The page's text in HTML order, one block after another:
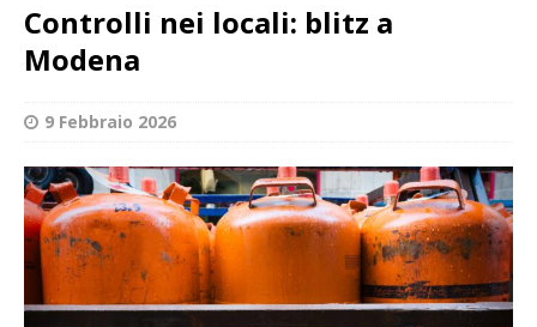
Controlli nei locali: blitz a
Modena
9 Febbraio 2026